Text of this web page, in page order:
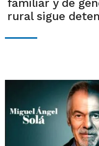
familiar y de
rural sigue